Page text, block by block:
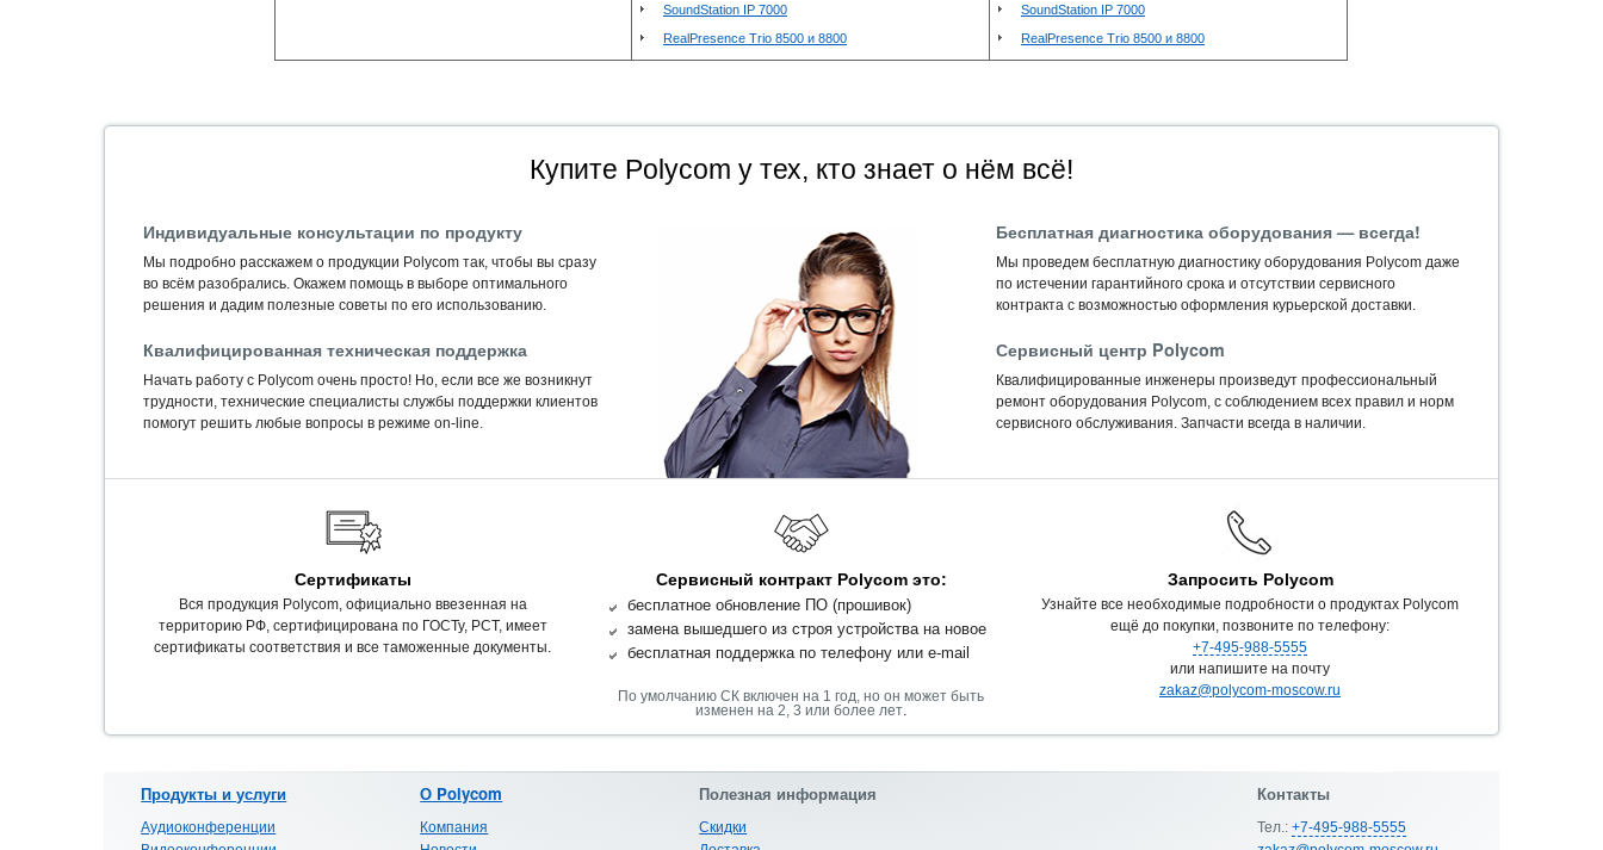
SoundStation IP 7000
RealPresence Trio 8500 и 8800
SoundStation IP 7000
RealPresence Trio 8500 и 8800
Купите Polycom у тех, кто знает о нём всё!
Индивидуальные консультации по продукту
Мы подробно расскажем о продукции Polycom так, чтобы вы сразу
во всём разобрались. Окажем помощь в выборе оптимального
решения и дадим полезные советы по его использованию.
Квалифицированная техническая поддержка
Начать работу с Polycom очень просто! Но, если все же возникнут
трудности, технические специалисты службы поддержки клиентов
помогут решить любые вопросы в режиме on-line.
Бесплатная диагностика оборудования — всегда!
Мы проведем бесплатную диагностику оборудования Polycom даже
по истечении гарантийного срока и отсутствии сервисного
контракта с возможностью оформления курьерской доставки.
Сервисный центр Polycom
Квалифицированные инженеры произведут профессиональный
ремонт оборудования Polycom, c соблюдением всех правил и норм
сервисного обслуживания. Запчасти всегда в наличии.
Сертификаты
Вся продукция Polycom, официально ввезенная на
территорию РФ, сертифицирована по ГОСТу, РСТ, имеет
сертификаты соответствия и все таможенные документы.
Сервисный контракт Polycom это:
бесплатное обновление ПО (прошивок)
замена вышедшего из строя устройства на новое
бесплатная поддержка по телефону или e-mail
По умолчанию СК включен на 1 год, но он может быть
изменен на 2, 3 или более лет.
Запросить Polycom
Узнайте все необходимые подробности о продуктах Polycom
ещё до покупки, позвоните по телефону:
+7-495-988-5555
или напишите на почту
zakaz@polycom-moscow.ru
Продукты и услуги
Аудиоконференции
О Polycom
Компания
Полезная информация
Скидки
Контакты
Тел.:+7-495-988-5555